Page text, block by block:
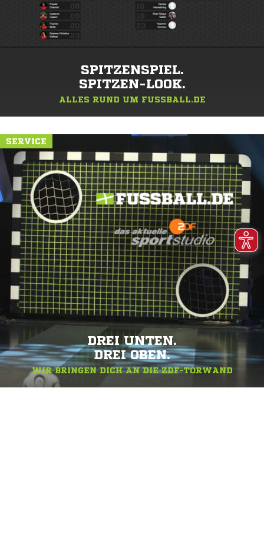
SPITZENSPIEL.
SPITZEN-LOOK.
ALLES RUND UM FUSSBALL.DE
SERVICE
DREI UNTEN.
DREI OBEN.
WIR BRINGEN DICH AN DIE ZDF-TORWAND